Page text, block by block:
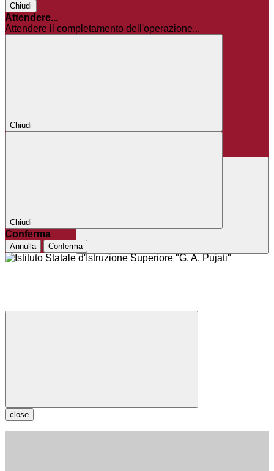
Chiudi
Attendere...
Attendere il completamento dell'operazione...
Chiudi
Chiudi
Conferma
Annulla Conferma
close